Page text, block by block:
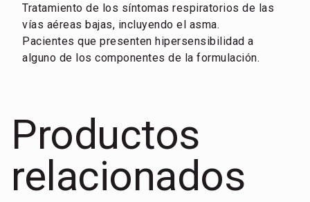
Tratamiento de los síntomas respiratorios de las
vías aéreas bajas, incluyendo el asma.
Pacientes que presenten hipersensibilidad a
alguno de los componentes de la formulación.
Productos
relacionados